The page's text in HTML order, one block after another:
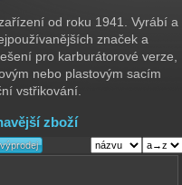
od roku 1941. Vyrábí a
značek a
pro karburátorové verze,
nebo plastovým sacím
vstřikování.
zboží